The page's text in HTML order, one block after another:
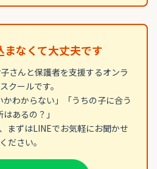
まなくて大丈夫です
さんと保護者を支援するオンラ
クールです。
かわからない」「うちの子に合う
はあるの？」
まずはLINEでお気軽にお聞かせ
ください。